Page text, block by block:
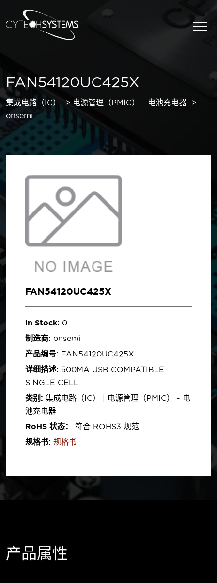
FAN54120UC425X
集成电路（IC）
电源管理（PMIC） - 电池充电器
onsemi
FAN54120UC425X
In Stock: 0
制造商: onsemi
产品编号: FAN54120UC425X
详细描述: 500MA USB COMPATIBLE
SINGLE CELL
类别: 集成电路（IC） | 电源管理（PMIC） - 电
池充电器
RoHS 状态：
符合 ROHS3 规范
规格书: 规格书
产品属性